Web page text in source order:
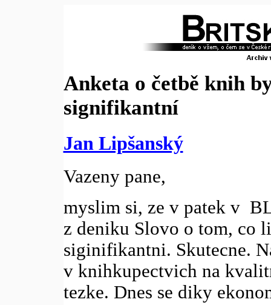
Anketa o četbě knih
signifikantní
Jan Lipšanský
Vazeny pane,
myslim si, ze v patek v
z deniku Slovo o tom, co
siginifikantni. Skutecne.
v knihkupectvich na
tezke. Dnes se diky